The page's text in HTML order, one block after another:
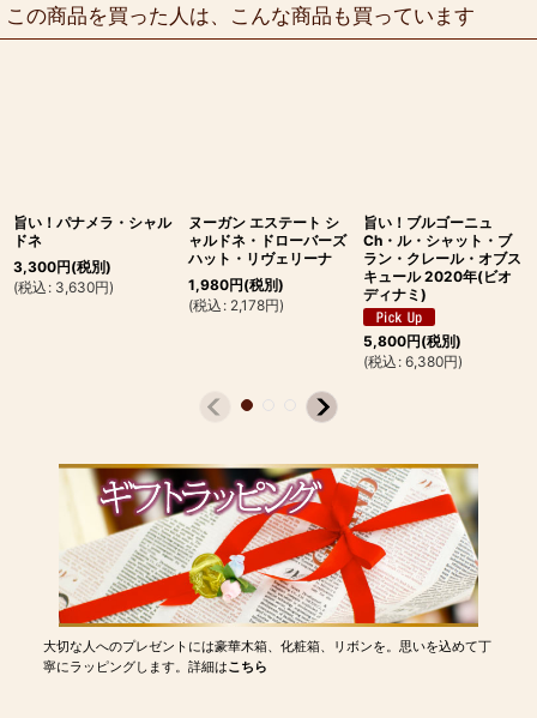
この商品を買った人は、こんな商品も買っています
旨い！パナメラ・シャル
ドネ
3,300円(税別)
(税込 : 3,630円)
ヌーガン エステート シ
ャルドネ・ドローバーズ
ハット・リヴェリーナ
1,980円(税別)
(税込 : 2,178円)
旨い！ブルゴーニュ
Ch・ル・シャット・ブ
ラン・クレール・オブス
キュール 2020年(ビオ
ディナミ)
5,800円(税別)
(税込 : 6,380円)
大切な人へのプレゼントには豪華木箱、化粧箱、リボンを。思いを込めて丁
寧にラッピングします。詳細はこちら